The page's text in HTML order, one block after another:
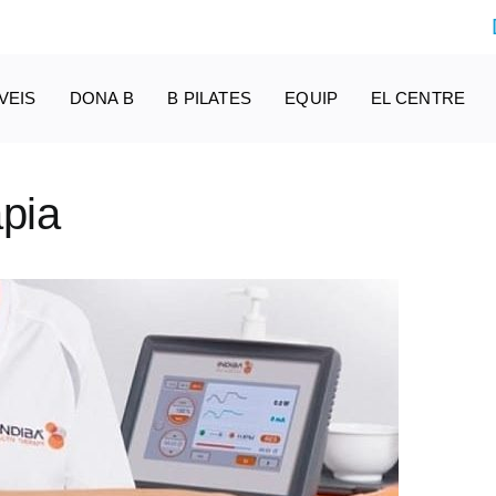
DONA B B PILATES EQUIP EL CENTRE